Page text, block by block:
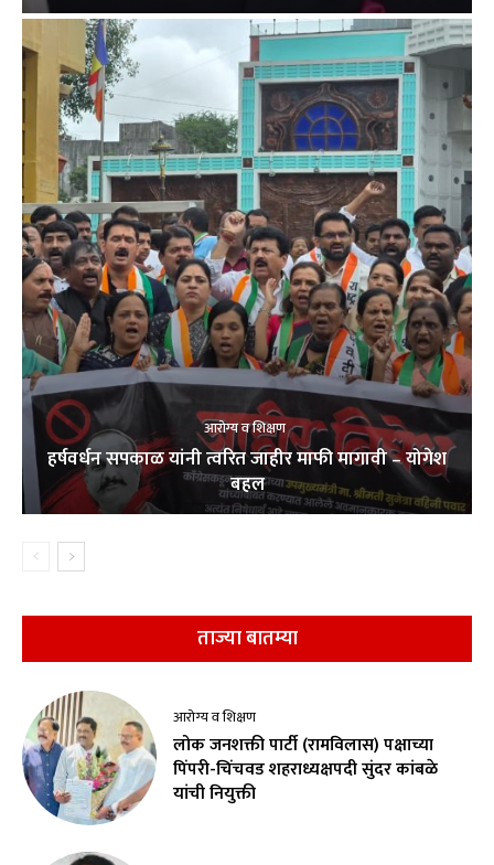
आरोग्य व शिक्षण
हर्षवर्धन सपकाळ यांनी त्वरित जाहीर माफी मागावी – योगेश
बहल
ताज्या बातम्या
आरोग्य व शिक्षण
लोक जनशक्ती पार्टी (रामविलास) पक्षाच्या
पिंपरी-चिंचवड शहराध्यक्षपदी सुंदर कांबळे
यांची नियुक्ती